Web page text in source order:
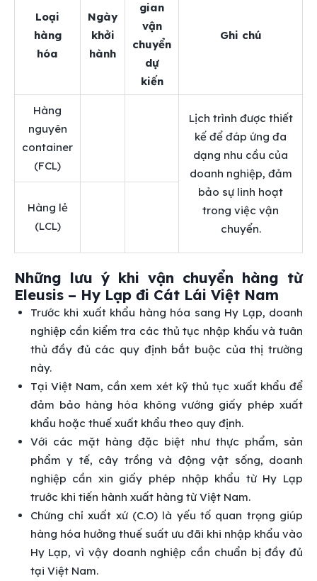
Loại
hàng
hóa
Ngày
khởi
hành
gian
vận
chuyển
dự
kiến
Ghi chú
Hàng
nguyên
container
(FCL)
Lịch trình được thiết
kế để đáp ứng đa
dạng nhu cầu của
doanh nghiệp, đảm
bảo sự linh hoạt
trong việc vận
chuyển.
Hàng lẻ
(LCL)
Những lưu ý khi vận chuyển hàng từ
Eleusis – Hy Lạp đi Cát Lái Việt Nam
Trước khi xuất khẩu hàng hóa sang Hy Lạp, doanh
nghiệp cần kiểm tra các thủ tục nhập khẩu và tuân
thủ đầy đủ các quy định bắt buộc của thị trường
này.
Tại Việt Nam, cần xem xét kỹ thủ tục xuất khẩu để
đảm bảo hàng hóa không vướng giấy phép xuất
khẩu hoặc thuế xuất khẩu theo quy định.
Với các mặt hàng đặc biệt như thực phẩm, sản
phẩm y tế, cây trồng và động vật sống, doanh
nghiệp cần xin giấy phép nhập khẩu từ Hy Lạp
trước khi tiến hành xuất hàng từ Việt Nam.
Chứng chỉ xuất xứ (C.O) là yếu tố quan trọng giúp
hàng hóa hưởng thuế suất ưu đãi khi nhập khẩu vào
Hy Lạp, vì vậy doanh nghiệp cần chuẩn bị đầy đủ
tại Việt Nam.